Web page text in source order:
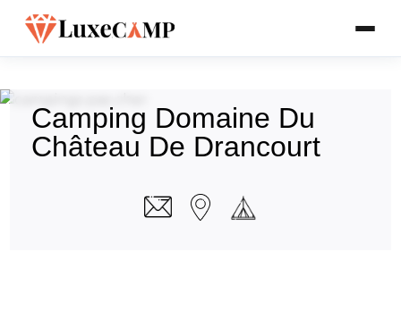
Camping Domaine Du
Château De Drancourt